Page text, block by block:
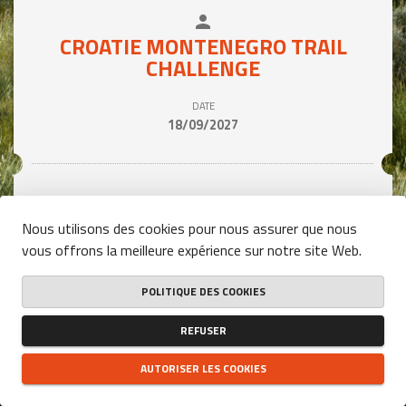
person
CROATIE MONTENEGRO TRAIL
CHALLENGE
DATE
18/09/2027
Tarif / Personne
2 190,00 €
S'INSCRIRE
CONDITIONS GÉNÉRALES D'UTILISATION DU SITE-POLITIQUE DE CONFIDENTIALITÉ-
Nous utilisons des cookies pour nous assurer que nous
vous offrons la meilleure expérience sur notre site Web.
POLITIQUE DES COOKIES
REFUSER
AUTORISER LES COOKIES